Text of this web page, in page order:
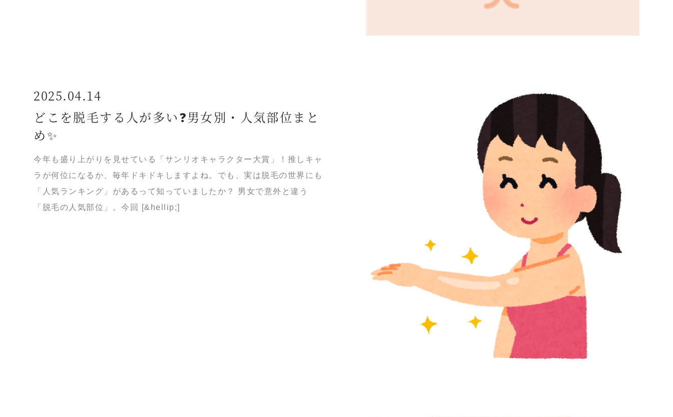
2025.04.14
どこを脱毛する人が多い❓男女別・人気部位まと
め✨
今年も盛り上がりを見せている「サンリオキャラクター大賞」！推しキャ
ラが何位になるか、毎年ドキドキしますよね。でも、実は脱毛の世界にも
「人気ランキング」があるって知っていましたか？ 男女で意外と違う
「脱毛の人気部位」。今回 [&hellip;]